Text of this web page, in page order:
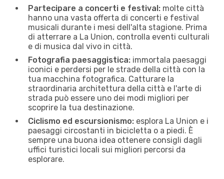
Partecipare a concerti e festival: molte città
hanno una vasta offerta di concerti e festival
musicali durante i mesi dell'alta stagione. Prima
di atterrare a La Union, controlla eventi culturali
e di musica dal vivo in città.
Fotografia paesaggistica: immortala paesaggi
iconici e perdersi per le strade della città con la
tua macchina fotografica. Catturare la
straordinaria architettura della città e l'arte di
strada può essere uno dei modi migliori per
scoprire la tua destinazione.
Ciclismo ed escursionismo: esplora La Union e i
paesaggi circostanti in bicicletta o a piedi. È
sempre una buona idea ottenere consigli dagli
uffici turistici locali sui migliori percorsi da
esplorare.